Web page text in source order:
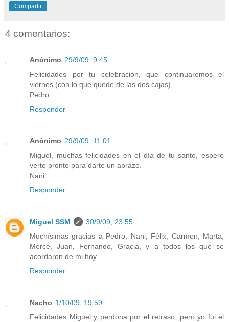
Compartir
4 comentarios:
Anónimo 29/9/09, 9:45
Felicidades por tu celebración, que continuaremos el
viernes (con lo que quede de las dos cajas)
Pedro
Responder
Anónimo 29/9/09, 11:01
Miguel, muchas felicidades en el día de tu santo, espero
verte pronto para darte un abrazo.
Nani
Responder
Miguel SSM
30/9/09, 23:55
Muchísimas gracias a Pedro, Nani, Félix, Carmen, Marta,
Merce, Juan, Fernando, Gracia, y a todos los que se
acordaron de mi hoy.
Responder
Nacho 1/10/09, 19:59
Felicidades Miguel y perdona por el retraso, pero yo fui el